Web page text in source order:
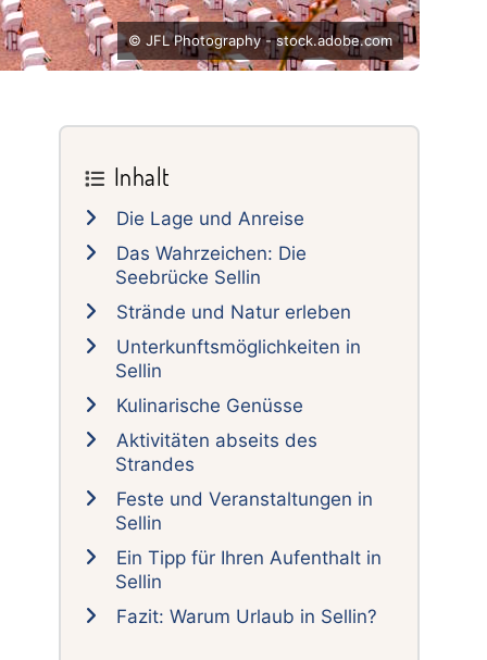
© JFL Photography - stock.adobe.com
Primary
Sidebar
Inhalt
Die Lage und Anreise
Das Wahrzeichen: Die
Seebrücke Sellin
Strände und Natur erleben
Unterkunftsmöglichkeiten in
Sellin
Kulinarische Genüsse
Aktivitäten abseits des
Strandes
Feste und Veranstaltungen in
Sellin
Ein Tipp für Ihren Aufenthalt in
Sellin
Fazit: Warum Urlaub in Sellin?